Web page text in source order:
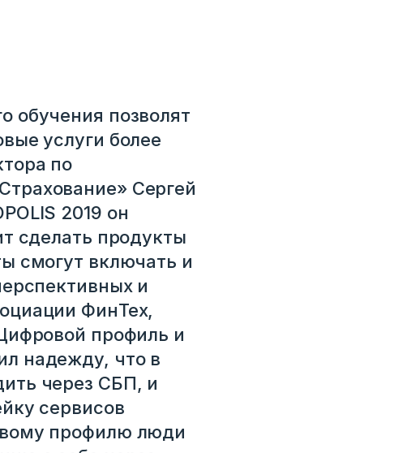
обучения позволят
услуги более
по
Сергей
2019 он
сделать продукты
смогут включать и
и
ФинТех,
профиль и
надежду, что в
через СБП, и
сервисов
профилю люди